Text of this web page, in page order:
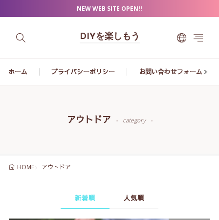
NEW WEB SITE OPEN!!
DIYを楽しもう
ホーム プライバシーポリシー お問い合わせフォーム
アウトドア category
HOME アウトドア
新着順 人気順